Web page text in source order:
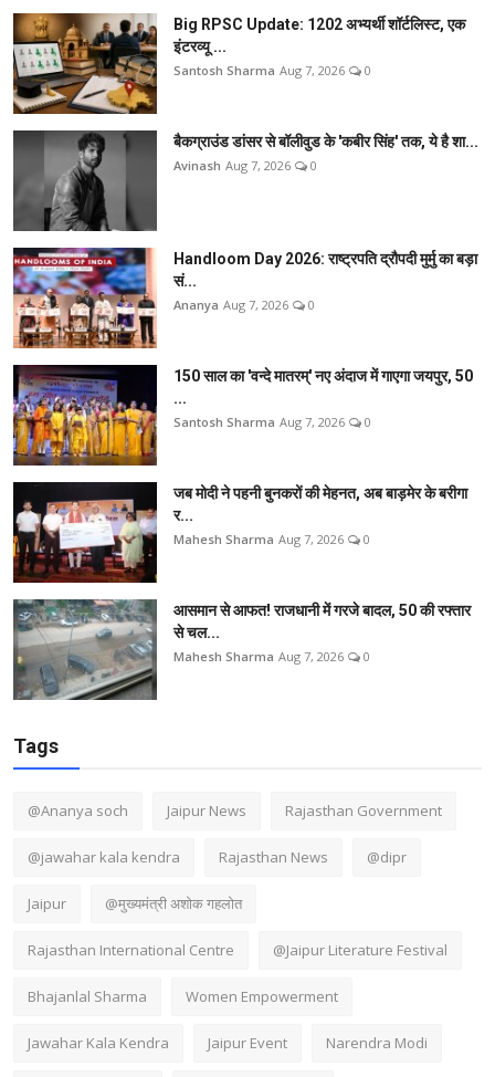
Big RPSC Update: 1202 अभ्यर्थी शॉर्टलिस्ट, एक
इंटरव्यू ...
Santosh Sharma Aug 7, 2026 0
बैकग्राउंड डांसर से बॉलीवुड के 'कबीर सिंह' तक, ये है शा...
Avinash Aug 7, 2026 0
Handloom Day 2026: राष्ट्रपति द्रौपदी मुर्मु का बड़ा
सं...
Ananya Aug 7, 2026 0
150 साल का 'वन्दे मातरम्' नए अंदाज में गाएगा जयपुर, 50
...
Santosh Sharma Aug 7, 2026 0
जब मोदी ने पहनी बुनकरों की मेहनत, अब बाड़मेर के बरीगा
र...
Mahesh Sharma Aug 7, 2026 0
आसमान से आफत! राजधानी में गरजे बादल, 50 की रफ्तार
से चल...
Mahesh Sharma Aug 7, 2026 0
Tags
@Ananya soch Jaipur News Rajasthan Government
@jawahar kala kendra Rajasthan News @dipr
Jaipur @मुख्यमंत्री अशोक गहलोत
Rajasthan International Centre @Jaipur Literature Festival
Bhajanlal Sharma Women Empowerment
Jawahar Kala Kendra Jaipur Event Narendra Modi